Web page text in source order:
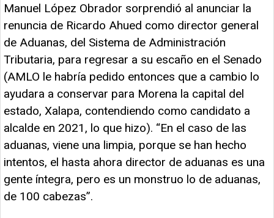
Manuel López Obrador sorprendió al anunciar la
renuncia de Ricardo Ahued como director general
de Aduanas, del Sistema de Administración
Tributaria, para regresar a su escaño en el Senado
(AMLO le habría pedido entonces que a cambio lo
ayudara a conservar para Morena la capital del
estado, Xalapa, contendiendo como candidato a
alcalde en 2021, lo que hizo). “En el caso de las
aduanas, viene una limpia, porque se han hecho
intentos, el hasta ahora director de aduanas es una
gente íntegra, pero es un monstruo lo de aduanas,
de 100 cabezas”.